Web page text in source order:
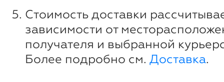
Стоимость доставки
зависимости от
получателя и выбранной
Более подробно см. Доставка.